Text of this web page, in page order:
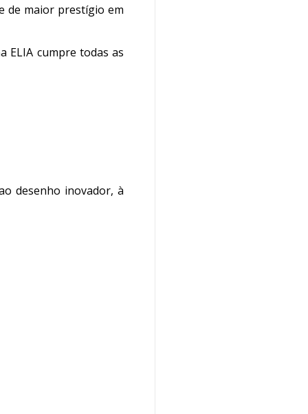
de maior prestígio em
ELIA cumpre todas as
desenho inovador, à